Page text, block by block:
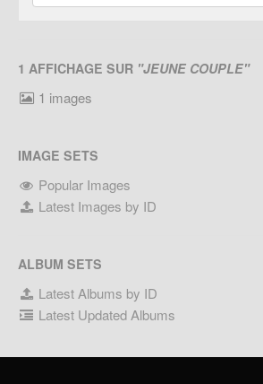
1 AFFICHAGE SUR "JEUNE COUPLE"
1 images
IMAGE SETS
Popular Images
Latest Images by ID
ALBUM SETS
Latest Albums by ID
Latest Updated Albums